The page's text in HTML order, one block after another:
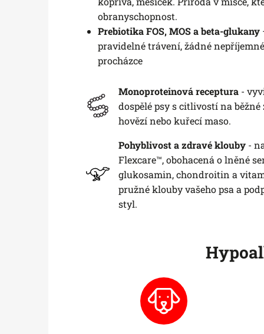
obranyschopnost.
Prebiotika FOS, MOS a beta-glukany
pravidelné trávení, žádné
procházce
Monoproteinová receptura -
dospělé psy s citlivostí na
hovězí nebo kuřecí maso.
Pohyblivost a zdravé klouby -
Flexcare™, obohacená o lněné
glukosamin, chondroitin a
pružné klouby vašeho psa a
styl.